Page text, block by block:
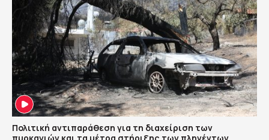
Πολιτική αντιπαράθεση για τη διαχείριση των
πυρκαγιών και τα μέτρα στήριξης των πληγέντων